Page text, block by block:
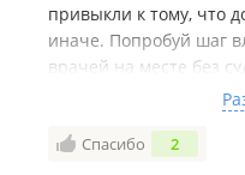
привыкли к тому, что
иначе. Попробуй шаг
врачей на месте без
Оставляю отзыв,
Я сложный пациент,
Спасибо 2